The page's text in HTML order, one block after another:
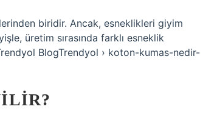
biridir. Ancak, esneklikleri giyim
üretim sırasında farklı esneklik
BlogTrendyol › koton-kumas-nedir-